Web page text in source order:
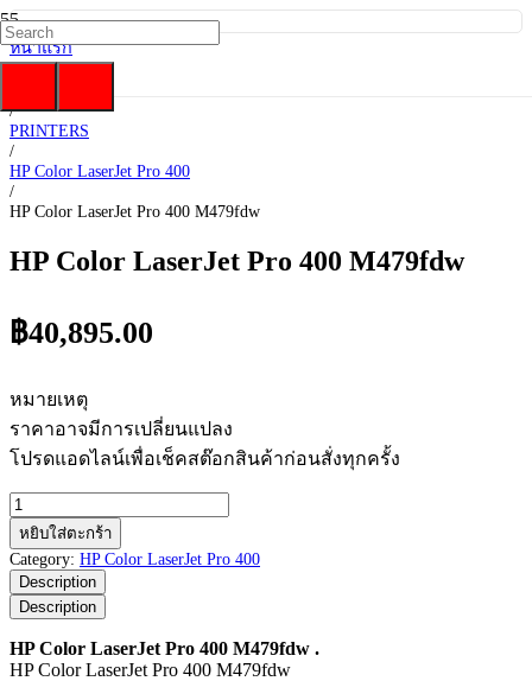
หน้าแรก
/
/
PRINTERS
/
HP Color LaserJet Pro 400
/
HP Color LaserJet Pro 400 M479fdw
HP Color LaserJet Pro 400 M479fdw
฿40,895.00
หมายเหตุ
ราคาอาจมีการเปลี่ยนแปลง
โปรดแอดไลน์เพื่อเช็คสต๊อกสินค้าก่อนสั่งทุกครั้ง
จำนวน
HP
Color
LaserJet
Pro
400
M479fdw
ชิ้น
หยิบใส่ตะกร้า
Category: HP Color LaserJet Pro 400
Description
Description
HP Color LaserJet Pro 400 M479fdw .
HP Color LaserJet Pro 400 M479fdw